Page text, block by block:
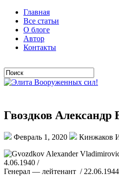
Главная
Все статьи
О блоге
Автор
Контакты
Гвоздков Александр
Февраль 1, 2020
Кинжаков
4.06.1940 /
Генерал — лейтенант /